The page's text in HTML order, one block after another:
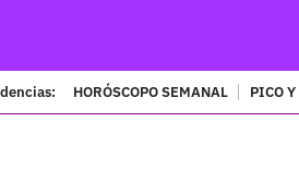
HORÓSCOPO SEMANAL PICO